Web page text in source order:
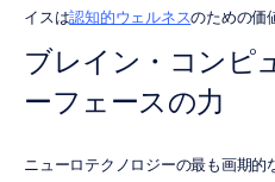
イスは認知的ウェルネスのための価
ブレイン・コンピ
ーフェースの力
ニューロテクノロジーの最も画期